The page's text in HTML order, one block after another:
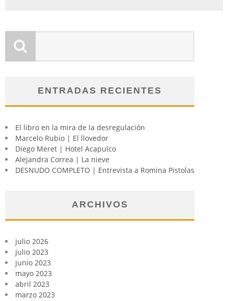
ENTRADAS RECIENTES
El libro en la mira de la desregulación
Marcelo Rubio | El llovedor
Diego Meret | Hotel Acapulco
Alejandra Correa | La nieve
DESNUDO COMPLETO | Entrevista a Romina Pistolas
ARCHIVOS
julio 2026
julio 2023
junio 2023
mayo 2023
abril 2023
marzo 2023